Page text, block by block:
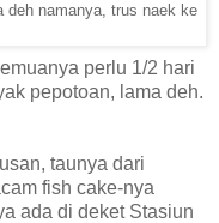
deh namanya, trus naek ke
perlu 1/2 hari
pepotoan, lama deh.
taunya dari
fish cake-nya
ada di deket Stasiun